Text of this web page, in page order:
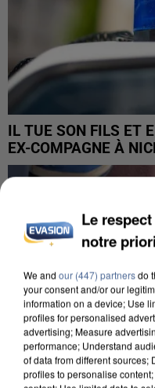
IL TUE SON FILS ET
EX-COMPAGNE À
Le
notre
We and our (447) partnersdo
your consent and/or our
information on a device; Use
profiles for personalised
advertising; Measure
performance; Understand
of data from different sources;
profiles to personalise